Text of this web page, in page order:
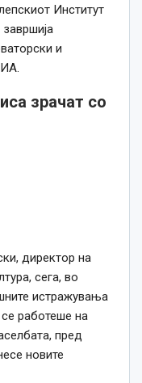
Институт
и
зрачат со
директор на
сега, во
истражувања
работеше на
пред
новите